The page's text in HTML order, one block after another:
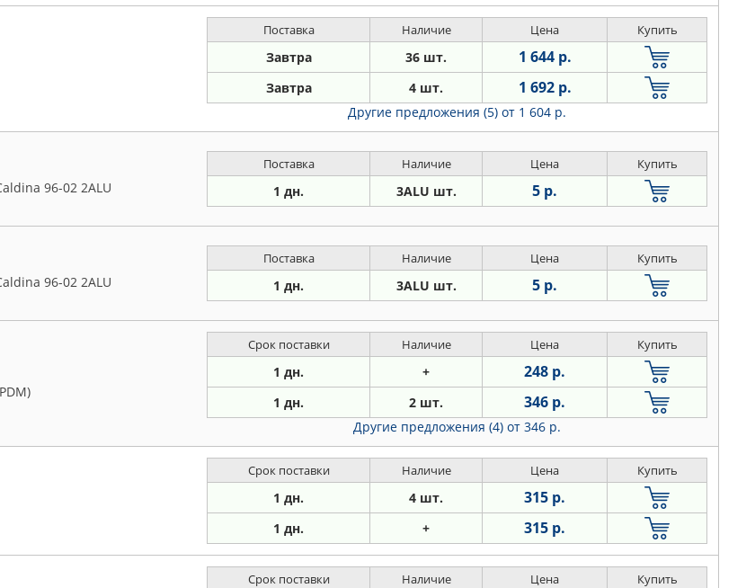
Поставка Наличие Цена Купить
Завтра 36 шт. 1 644 р.
Завтра 4 шт. 1 692 р.
Другие предложения (5) от 1 604 р.
96-02 2ALU
Поставка Наличие Цена Купить
1 дн. 3ALU шт. 5 р.
96-02 2ALU
Поставка Наличие Цена Купить
1 дн. 3ALU шт. 5 р.
Срок поставки Наличие Цена Купить
1 дн. + 248 р.
1 дн. 2 шт. 346 р.
Другие предложения (4) от 346 р.
Срок поставки Наличие Цена Купить
1 дн. 4 шт. 315 р.
1 дн. + 315 р.
Срок поставки Наличие Цена Купить